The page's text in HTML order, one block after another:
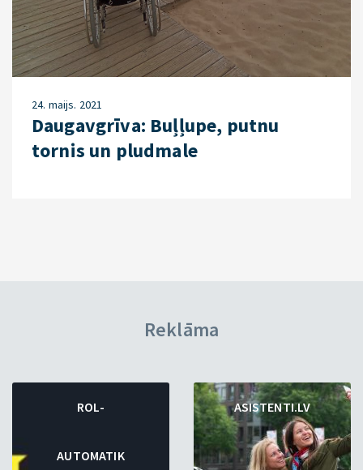
24. maijs. 2021
Daugavgrīva: Buļļupe, putnu
tornis un pludmale
Reklāma
ROL-
AUTOMATIK
ASISTENTI.LV